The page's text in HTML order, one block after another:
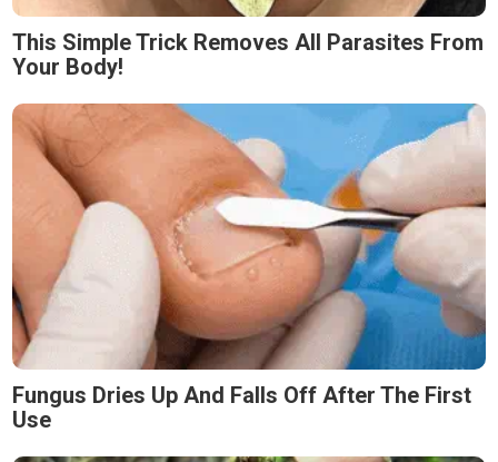
This Simple Trick Removes All Parasites From
Your Body!
Fungus Dries Up And Falls Off After The First
Use